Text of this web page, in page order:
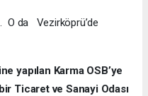
O da Vezirköprü’de
yapılan Karma OSB’ye
Ticaret ve Sanayi Odası